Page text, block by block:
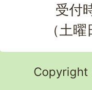
受付
（土
Copyright